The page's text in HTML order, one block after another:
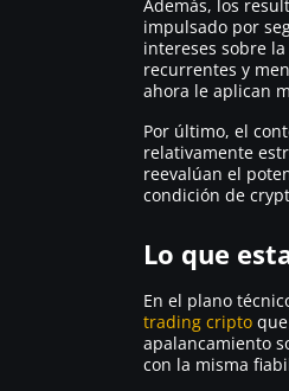
Además, los
impulsado por
intereses sobre
recurrentes y
ahora le aplican
Por último, el
relativamente
reevalúan el
condición de
Lo que
En el plano
trading cripto
apalancamiento
con la misma